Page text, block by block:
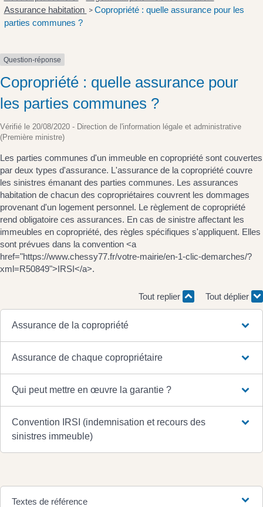
Assurance habitation > Copropriété : quelle assurance pour les
parties communes ?
Question-réponse
Copropriété : quelle assurance pour
les parties communes ?
Vérifié le 20/08/2020 - Direction de l'information légale et administrative
(Première ministre)
Les parties communes d'un immeuble en copropriété sont couvertes
par deux types d'assurance. L'assurance de la copropriété couvre
les sinistres émanant des parties communes. Les assurances
habitation de chacun des copropriétaires couvrent les dommages
provenant d'un logement personnel. Le règlement de copropriété
rend obligatoire ces assurances. En cas de sinistre affectant les
immeubles en copropriété, des règles spécifiques s'appliquent. Elles
sont prévues dans la convention <a
href="https://www.chessy77.fr/votre-mairie/en-1-clic-demarches/?
xml=R50849">IRSI</a>.
Tout replier Tout déplier
Assurance de la copropriété
Assurance de chaque copropriétaire
Qui peut mettre en œuvre la garantie ?
Convention IRSI (indemnisation et recours des
sinistres immeuble)
Textes de référence